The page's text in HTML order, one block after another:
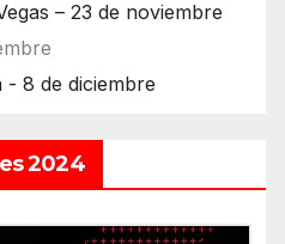
– 23 de noviembre
- 8 de diciembre
2024